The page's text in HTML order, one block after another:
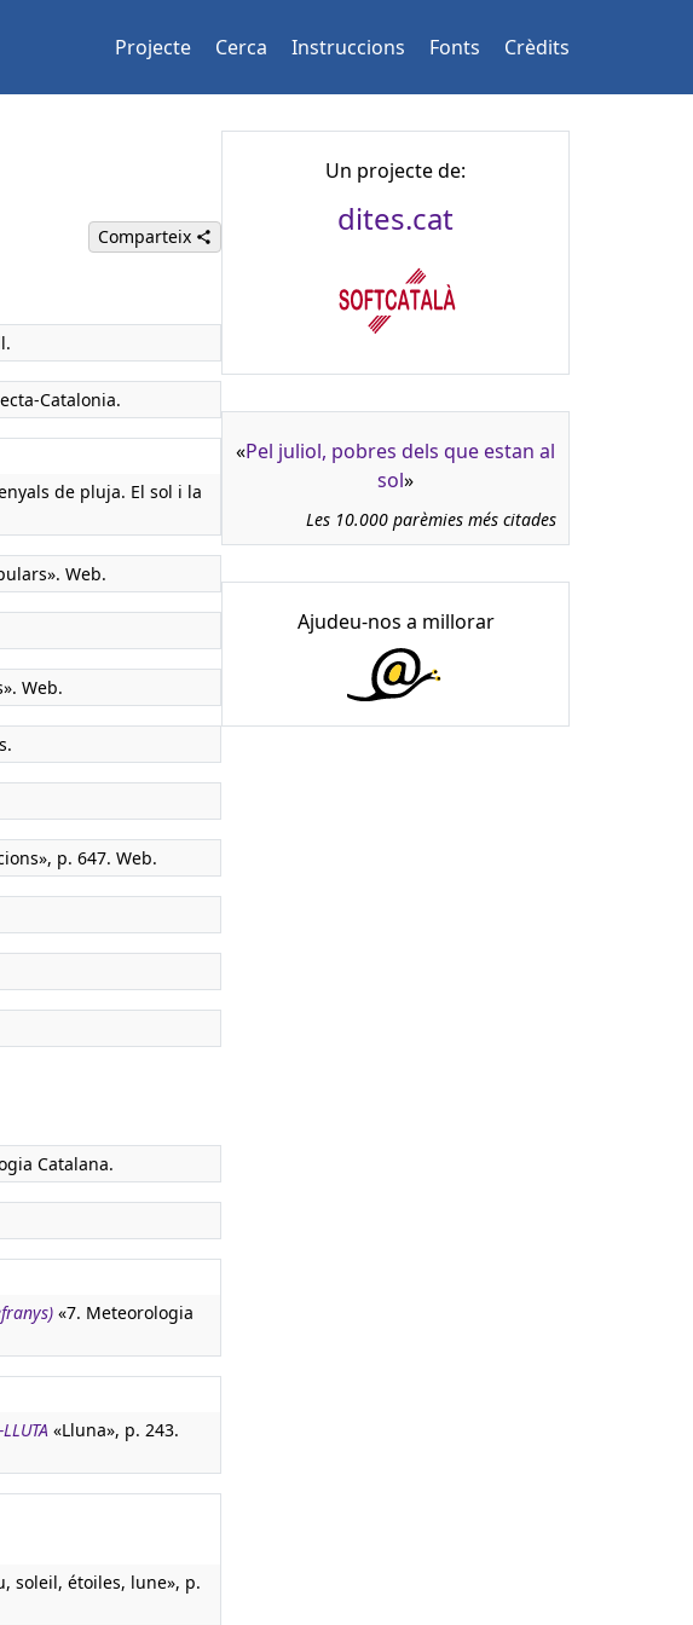
Projecte Cerca Instruccions Fonts Crèdits
Comparteix
Catalonia.
de pluja. El sol i la
Web.
Web.
p. 647. Web.
Catalana.
«7. Meteorologia
«Lluna», p. 243.
soleil, étoiles, lune», p.
Un projecte de:
dites.cat
«Pel juliol, pobres dels que estan al
sol»
Les 10.000 parèmies més citades
Ajudeu-nos a millorar